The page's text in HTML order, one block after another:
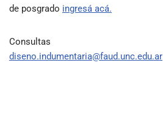
de posgrado ingresá acá.
Consultas
diseno.indumentaria@faud.unc.edu.ar